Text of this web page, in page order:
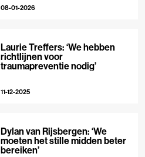
08-01-2026
Laurie Treffers: ‘We hebben
richtlijnen voor
traumapreventie nodig’
11-12-2025
Dylan van Rijsbergen: ‘We
moeten het stille midden beter
bereiken’